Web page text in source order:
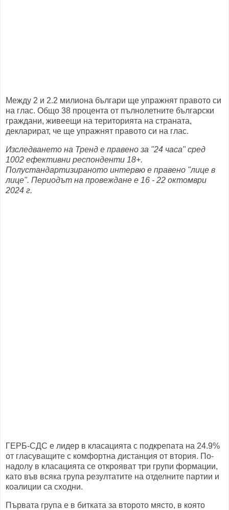
Между 2 и 2.2 милиона българи ще упражнят правото си
на глас. Общо 38 процента от пълнолетните български
граждани, живеещи на територията на страната,
декларират, че ще упражнят правото си на глас.
Изследването на Тренд е правено за "24 часа" сред
1002 ефективни респонденти 18+.
Полустандартизираното интервю е правено "лице в
лице". Периодът на провеждане е 16 - 22 октомври
2024 г.
ГЕРБ-СДС е лидер в класацията с подкрепата на 24.9%
от гласуващите с комфортна дистанция от втория. По-
надолу в класацията се открояват три групи формации,
като във всяка група резултатите на отделните партии и
коалиции са сходни.
Първата група е в битката за второто място, в която